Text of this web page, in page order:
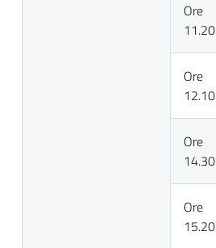
Ore
11.20
Ore
12.10
Ore
14.30
Ore
15.20